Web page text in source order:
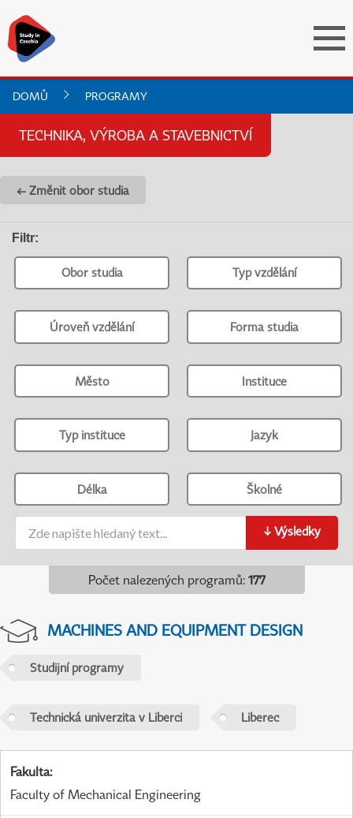
DOMŮ PROGRAMY
TECHNIKA, VÝROBA A STAVEBNICTVÍ
← Změnit obor studia
Filtr:
Obor studia Typ vzdělání
Úroveň vzdělání Forma studia
Město Instituce
Typ instituce Jazyk
Délka Školné
↓ Výsledky
Počet nalezených programů: 177
MACHINES AND EQUIPMENT DESIGN
Studijní programy
Technická univerzita v Liberci Liberec
Fakulta:
Faculty of Mechanical Engineering